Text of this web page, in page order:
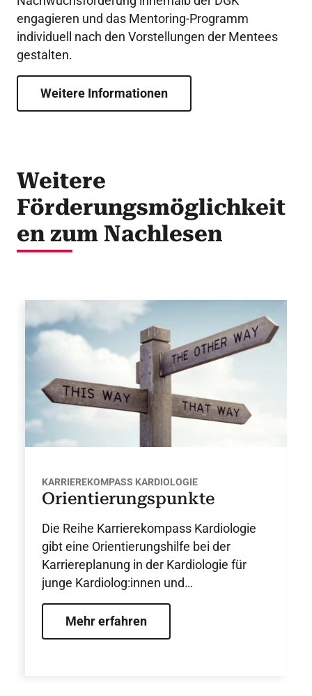
engagieren und das Mentoring-Programm
individuell nach den Vorstellungen der Mentees
gestalten.
Weitere Informationen
Weitere
Förderungsmöglichkeit
en zum Nachlesen
KARRIEREKOMPASS KARDIOLOGIE
Orientierungspunkte
Die Reihe Karrierekompass Kardiologie
gibt eine Orientierungshilfe bei der
Karriereplanung in der Kardiologie für
junge Kardiolog:innen und
kardiologieinteressierte Studierende.
Mehr erfahren